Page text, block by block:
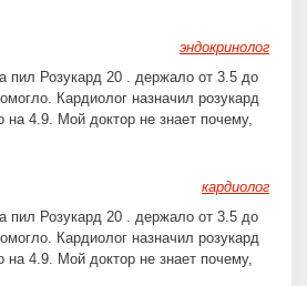
эндокринолог
пил Розукард 20 . держало от 3.5 до
Кардиолог назначил розукард
4.9. Мой доктор не знает почему,
кардиолог
пил Розукард 20 . держало от 3.5 до
Кардиолог назначил розукард
4.9. Мой доктор не знает почему,